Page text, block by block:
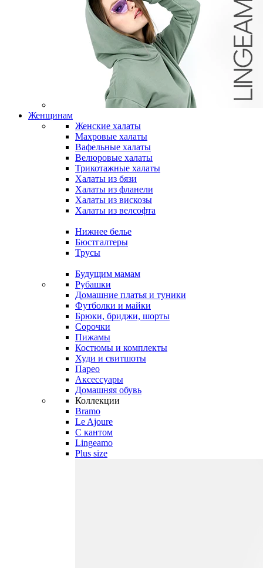
Женщинам
Женские халаты
Махровые халаты
Вафельные халаты
Велюровые халаты
Трикотажные халаты
Халаты из бязи
Халаты из фланели
Халаты из вискозы
Халаты из велсофта
Нижнее белье
Бюстгалтеры
Трусы
Будущим мамам
Рубашки
Домашние платья и туники
Футболки и майки
Брюки, бриджи, шорты
Сорочки
Пижамы
Костюмы и комплекты
Худи и свитшоты
Парео
Аксессуары
Домашняя обувь
Коллекции
Bramo
Le Ajoure
С кантом
Lingeamo
Plus size